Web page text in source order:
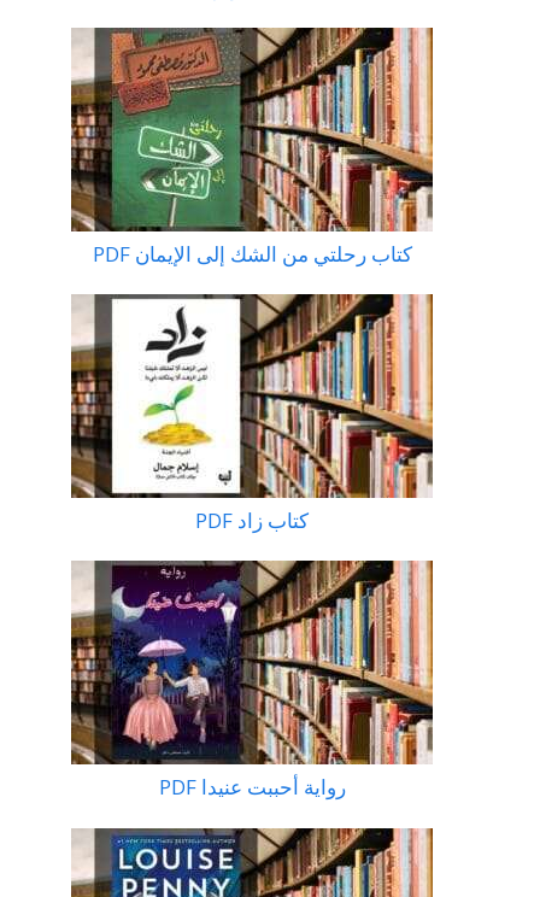
كتاب رحلتي من الشك إلى الإيمان PDF
كتاب زاد PDF
رواية أحببت عنيدا PDF